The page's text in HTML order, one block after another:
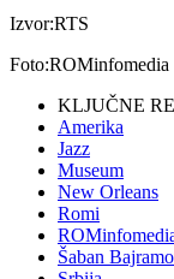
Izvor:RTS
Foto:ROMinfomedia
KLJUČNE
Amerika
Jazz
Museum
New Orleans
Romi
Šaban